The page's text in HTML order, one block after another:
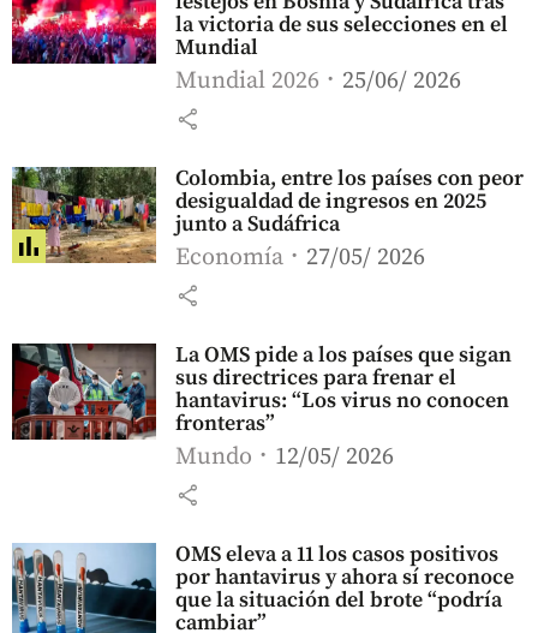
la victoria de sus selecciones en el
Mundial
Mundial 2026 25/06/ 2026
share
Colombia, entre los países con peor
desigualdad de ingresos en 2025
junto a Sudáfrica
Economía 27/05/ 2026
share
La OMS pide a los países que sigan
sus directrices para frenar el
hantavirus: “Los virus no conocen
fronteras”
Mundo 12/05/ 2026
share
OMS eleva a 11 los casos positivos
por hantavirus y ahora sí reconoce
que la situación del brote “podría
cambiar”